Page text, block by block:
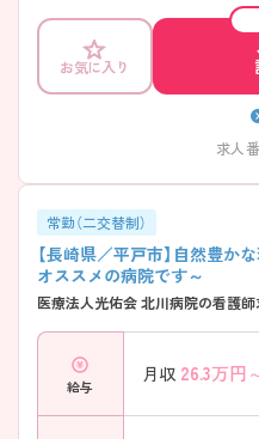
お気に入り
求人
常勤（二交替制）
【長崎県／平戸市】自然豊か
オススメの病院です～
医療法人光佑会 北川病院の看護
給与
月収 26.3万円